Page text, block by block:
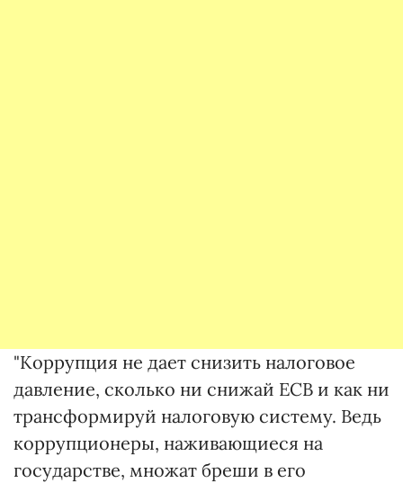
"Коррупция не дает снизить налоговое
давление, сколько ни снижай ЕСВ и как ни
трансформируй налоговую систему. Ведь
коррупционеры, наживающиеся на
государстве, множат бреши в его